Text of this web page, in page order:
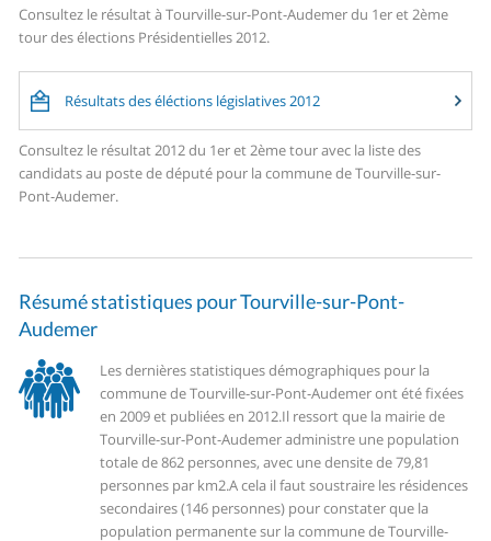
Consultez le résultat à Tourville-sur-Pont-Audemer du 1er et 2ème
tour des élections Présidentielles 2012.
Résultats des éléctions législatives 2012
Consultez le résultat 2012 du 1er et 2ème tour avec la liste des
candidats au poste de député pour la commune de Tourville-sur-
Pont-Audemer.
Résumé statistiques pour Tourville-sur-Pont-
Audemer
Les dernières statistiques démographiques pour la
commune de Tourville-sur-Pont-Audemer ont été fixées
en 2009 et publiées en 2012.Il ressort que la mairie de
Tourville-sur-Pont-Audemer administre une population
totale de 862 personnes, avec une densite de 79,81
personnes par km2.A cela il faut soustraire les résidences
secondaires (146 personnes) pour constater que la
population permanente sur la commune de Tourville-